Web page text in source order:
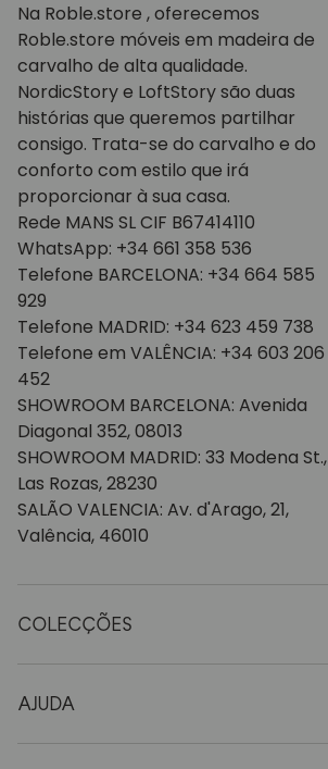
Na Roble.store , oferecemos
Roble.store móveis em madeira de
carvalho de alta qualidade.
NordicStory e LoftStory são duas
histórias que queremos partilhar
consigo. Trata-se do carvalho e do
conforto com estilo que irá
proporcionar à sua casa.
Rede MANS SL CIF B67414110
WhatsApp: +34 661 358 536
Telefone BARCELONA: +34 664 585
929
Telefone MADRID: +34 623 459 738
Telefone em VALÊNCIA: +34 603 206
452
SHOWROOM BARCELONA: Avenida
Diagonal 352, 08013
SHOWROOM MADRID: 33 Modena St.,
Las Rozas, 28230
SALÃO VALENCIA: Av. d'Arago, 21,
Valência, 46010
COLECÇÕES
Mesas de madeira
Tabelas extensíveis
Cadeiras de madeira
AJUDA
Quem somos nós